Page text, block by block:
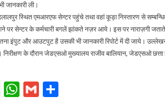
ज़ोर
आयुक्त
ने
जानकारी ली।
स्थित एमआरएफ सेन्टर पहुंचे तथा वहां कूड़ा निस्तारण से
पर सेन्टर के कर्मचारी बगलें झांकते नज़र आये। इस पर नाराज़गी
इंपुट और आउटपुट है उसकी भी जानकारी रिपोर्ट में दी जाये।
निरीक्षण के दौरान जेडएसओ मुख्यालय राजीव बालियान, जेडएसओ
Twitter
WhatsApp
Gmail